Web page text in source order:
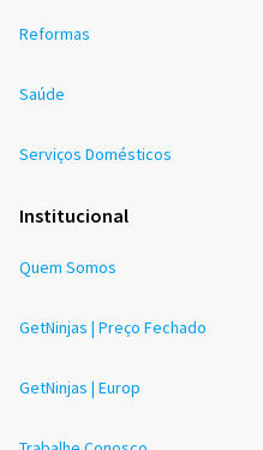
Reformas
Saúde
Serviços Domésticos
Institucional
Quem Somos
GetNinjas | Preço Fechado
GetNinjas | Europ